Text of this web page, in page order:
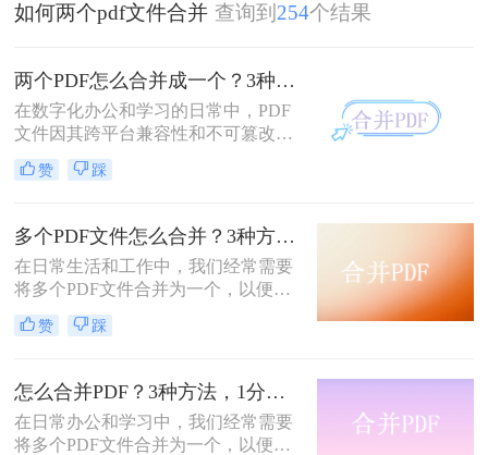
如何两个pdf文件合并 查询到254个结果
两个PDF怎么合并成一个？3种方法，1分钟轻松搞定！
在数字化办公和学习的日常中，PDF
文件因其跨平台兼容性和不可篡改性
而广受欢迎。然而，当需要处理多个
PDF文件时，将它们合并成一个文件
两个PDF文件呢？本文将介绍三种合
并PDF文件的方法。
赞 踩
多个PDF文件怎么合并？3种方法，1分钟轻松搞定！!
在日常生活和工作中，我们经常需要
将多个PDF文件合并为一个，以便于
分享、存档或打印。那么如何合并pdf
文件呢？本文将介绍三种常用的PDF
赞 踩
怎么合并PDF？3种方法，1分钟轻松搞定！！
在日常办公和学习中，我们经常需要
将多个PDF文件合并为一个，以便于